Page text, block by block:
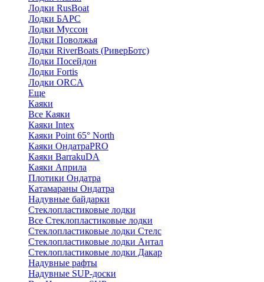
Лодки RusBoat
Лодки БАРС
Лодки Муссон
Лодки Поволжья
Лодки RiverBoats (РиверБотс)
Лодки Посейдон
Лодки Fortis
Лодки ORCA
Еще
Каяки
Все Каяки
Каяки Intex
Каяки Point 65° North
Каяки ОндатраPRO
Каяки BarrakuDA
Каяки Априла
Плотики Ондатра
Катамараны Ондатра
Надувные байдарки
Стеклопластиковые лодки
Все Стеклопластиковые лодки
Стеклопластиковые лодки Стелс
Стеклопластиковые лодки Антал
Стеклопластиковые лодки Дакар
Надувные рафты
Надувные SUP-доски